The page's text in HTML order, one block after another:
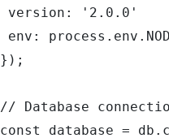
version: '2.0.0'
env:
});
// Database
const database =